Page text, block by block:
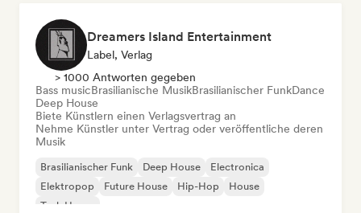
Dreamers Island Entertainment
Label, Verlag
> 1000 Antworten gegeben
Bass musicBrasilianische MusikBrasilianischer FunkDance
Deep House
Biete Künstlern einen Verlagsvertrag an
Nehme Künstler unter Vertrag oder veröffentliche deren
Musik
Brasilianischer Funk Deep House
Electronica
Elektropop
Future House Hip-Hop
House
Tech House